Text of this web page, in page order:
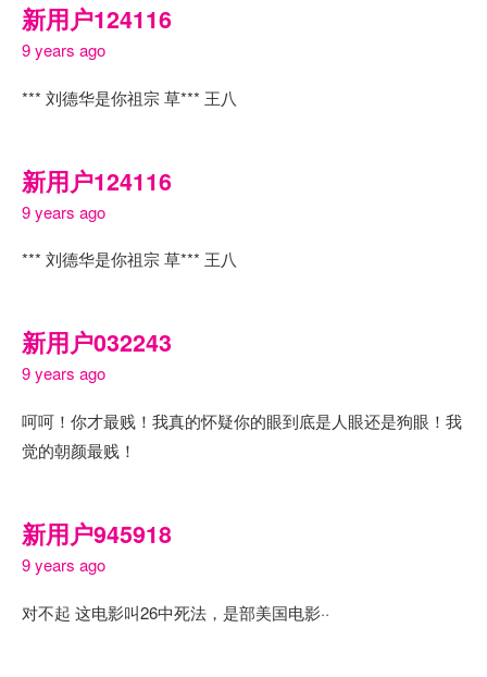
新用户124116
9 years ago
*** 刘德华是你祖宗 草*** 王八
新用户124116
9 years ago
*** 刘德华是你祖宗 草*** 王八
新用户032243
9 years ago
呵呵！你才最贱！我真的怀疑你的眼到底是人眼还是狗眼！我
觉的朝颜最贱！
新用户945918
9 years ago
对不起 这电影叫26中死法，是部美国电影··